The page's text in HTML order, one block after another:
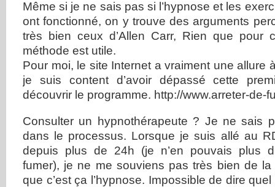
Même si je ne sais pas si l’hypnose et les
ont fonctionné, on y trouve des arguments
très bien ceux d’Allen Carr, Rien que pour
méthode est utile.
Pour moi, le site Internet a vraiment une allure
je suis content d’avoir dépassé cette
découvrir le programme. http://www.arreter-de-
Consulter un hypnothérapeute ? Je ne sais
dans le processus. Lorsque je suis allé au
depuis plus de 24h (je n’en pouvais plus
fumer), je ne me souviens pas très bien de
que c’est ça l’hypnose. Impossible de dire